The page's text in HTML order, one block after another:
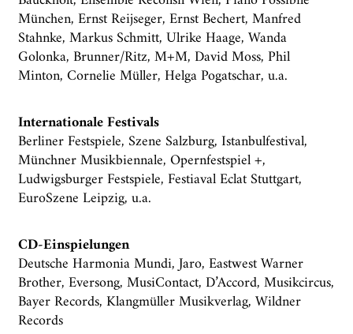
München, Ernst Reijseger, Ernst Bechert, Manfred
Stahnke, Markus Schmitt, Ulrike Haage, Wanda
Golonka, Brunner/Ritz, M+M, David Moss, Phil
Minton, Cornelie Müller, Helga Pogatschar, u.a.
Internationale Festivals
Berliner Festspiele, Szene Salzburg, Istanbulfestival,
Münchner Musikbiennale, Opernfestspiel +,
Ludwigsburger Festspiele, Festiaval Eclat Stuttgart,
EuroSzene Leipzig, u.a.
CD-Einspielungen
Deutsche Harmonia Mundi, Jaro, Eastwest Warner
Brother, Eversong, MusiContact, D’Accord, Musikcircus,
Bayer Records, Klangmüller Musikverlag, Wildner
Records